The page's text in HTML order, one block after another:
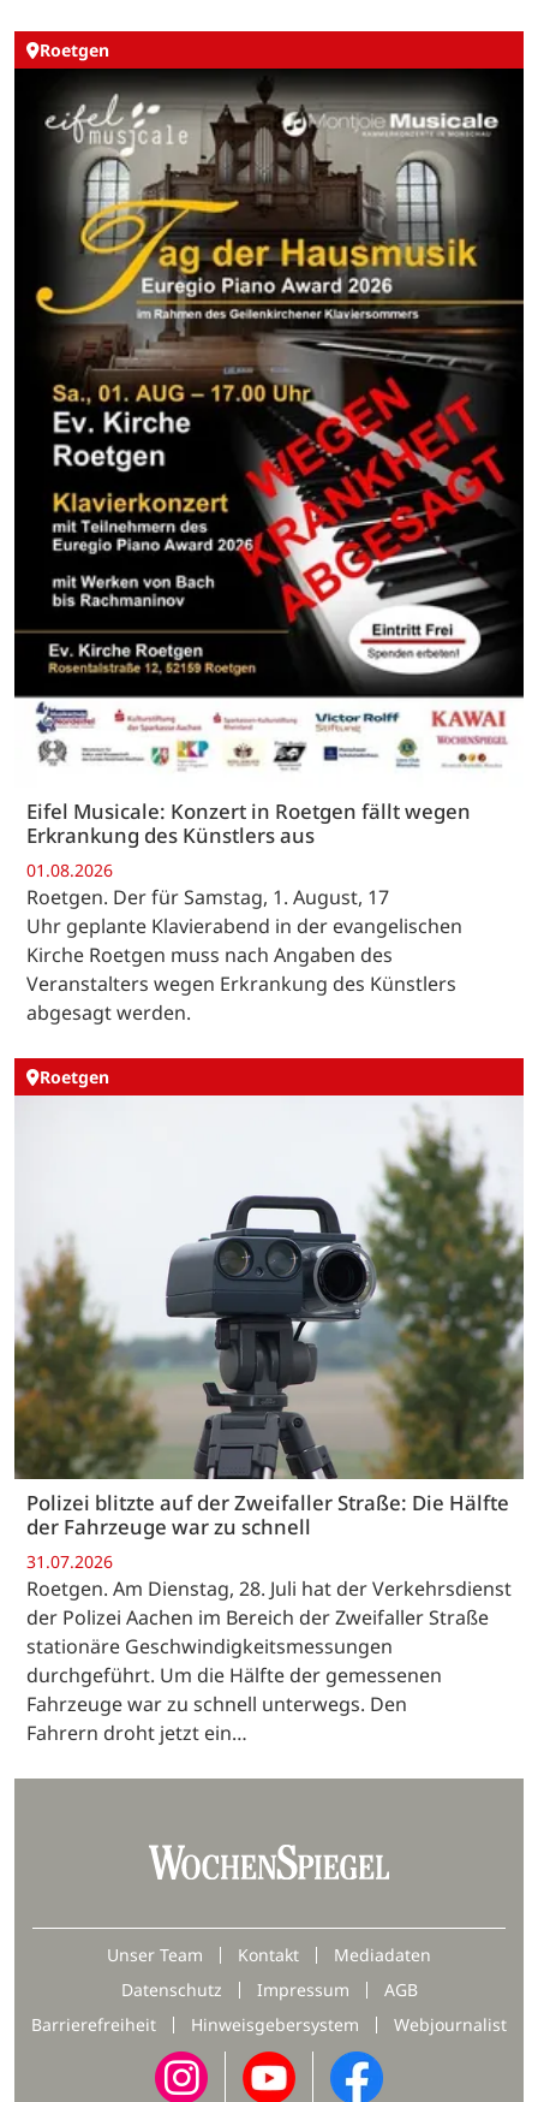
Roetgen
Eifel Musicale: Konzert in Roetgen fällt wegen
Erkrankung des Künstlers aus
01.08.2026
Roetgen. Der für Samstag, 1. August, 17
Uhr geplante Klavierabend in der evangelischen
Kirche Roetgen muss nach Angaben des
Veranstalters wegen Erkrankung des Künstlers
abgesagt werden.
Roetgen
Polizei blitzte auf der Zweifaller Straße: Die Hälfte
der Fahrzeuge war zu schnell
31.07.2026
Roetgen. Am Dienstag, 28. Juli hat der Verkehrsdienst
der Polizei Aachen im Bereich der Zweifaller Straße
stationäre Geschwindigkeitsmessungen
durchgeführt. Um die Hälfte der gemessenen
Fahrzeuge war zu schnell unterwegs. Den
Fahrern droht jetzt ein…
Unser Team Kontakt
Mediadaten
Datenschutz
Impressum
AGB
Barrierefreiheit
Hinweisgebersystem Webjournalist